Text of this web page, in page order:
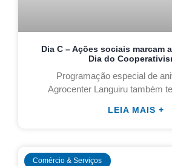
Dia C – Ações sociais marcam
Dia do
Programação especial de
Agrocenter Languiru também
LEIA MAIS +
Comércio & Serviços